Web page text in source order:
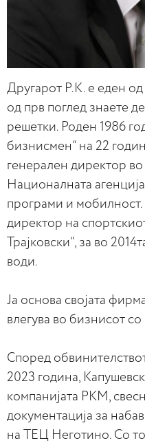
Другарот Р.К. е еден
од прв поглед знаете
решетки. Роден 1986
бизнисмен“ на 22
генерален директор
Националната
програми и мобилност.
директор на
Трајковски“, за во
води.
Ја основа својата
влегува во бизнисот
Според
2023 година,
компанијата РКМ,
документација за
на ТЕЦ Неготино. Со